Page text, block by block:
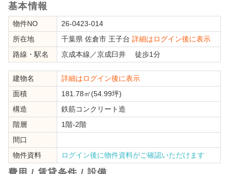
基本情報
物件NO
26-0423-014
所在地
千葉県 佐倉市 王子台 詳細はログイン後に表示
路線・駅名
京成本線 ／京成臼井 徒歩1分
建物名
詳細はログイン後に表示
面積
181.78㎡(54.99坪)
構造
鉄筋コンクリート造
階層
1階-2階
間口
物件資料
ログイン後に物件資料がご確認いただけます